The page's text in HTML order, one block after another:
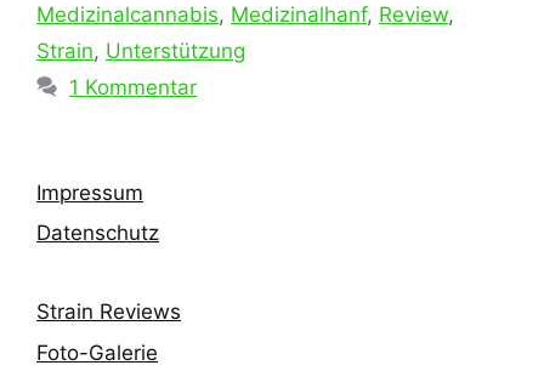
Medizinalcannabis, Medizinalhanf, Review,
Strain, Unterstützung
1 Kommentar
Impressum
Datenschutz
Strain Reviews
Foto-Galerie